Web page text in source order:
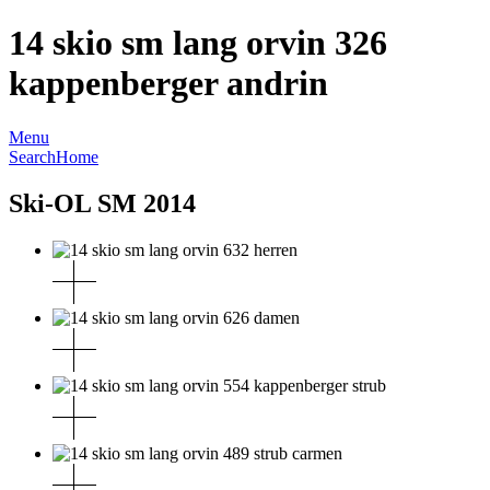
14 skio sm lang orvin 326
kappenberger andrin
Menu
SearchHome
Ski-OL SM 2014